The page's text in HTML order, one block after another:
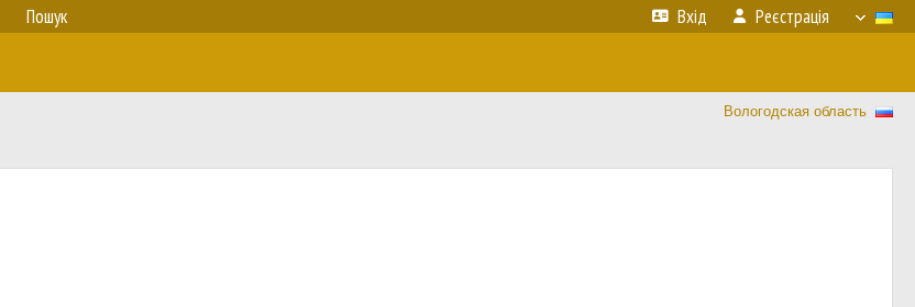
Пошук Вхід Реєстрація
Вологодская область